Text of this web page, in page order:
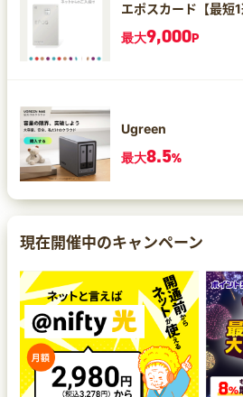
エポスカード【最短1
最大9,000P
Ugreen
最大8.5%
現在開催中のキャンペーン